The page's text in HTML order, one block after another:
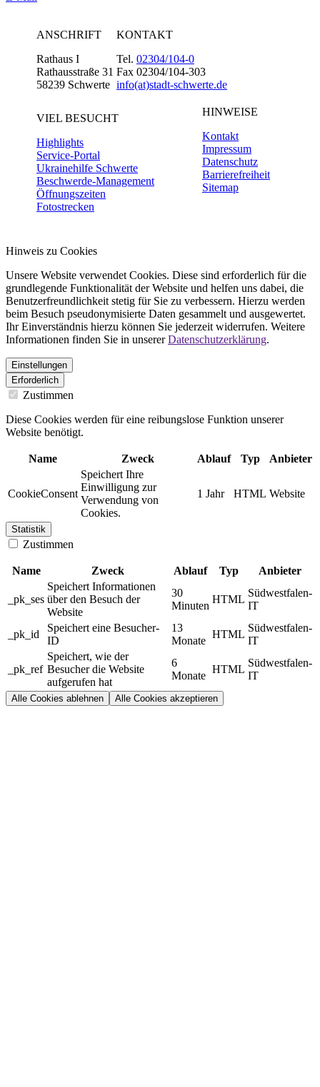
ANSCHRIFT
Rathaus I
Rathausstraße 31
58239 Schwerte
KONTAKT
Tel. 02304/104-0
Fax 02304/104-303
info(at)stadt-schwerte.de
VIEL BESUCHT
Highlights
Service-Portal
Ukrainehilfe Schwerte
Beschwerde-Management
Öffnungszeiten
Fotostrecken
HINWEISE
Kontakt
Impressum
Datenschutz
Barrierefreiheit
Sitemap
Hinweis zu Cookies
Unsere Website verwendet Cookies. Diese sind erforderlich für die
grundlegende Funktionalität der Website und helfen uns dabei, die
Benutzerfreundlichkeit stetig für Sie zu verbessern. Hierzu werden
beim Besuch pseudonymisierte Daten gesammelt und ausgewertet.
Ihr Einverständnis hierzu können Sie jederzeit widerrufen. Weitere
Informationen finden Sie in unsererDatenschutzerklärung.
Einstellungen
Erforderlich
Zustimmen
Diese Cookies werden für eine reibungslose Funktion unserer
Website benötigt.
Name Zweck Ablauf Typ Anbieter
CookieConsent
Speichert Ihre
Einwilligung zur
Verwendung von
Cookies.
1 Jahr HTML Website
Statistik
Zustimmen
Name Zweck Ablauf Typ Anbieter
_pk_ses
Speichert Informationen
über den Besuch der
Website
30
Minuten
HTML
Südwestfalen-
IT
_pk_id
Speichert eine Besucher-
ID
13
Monate
HTML
Südwestfalen-
IT
_pk_ref
Speichert, wie der
Besucher die Website
aufgerufen hat
6
Monate
HTML
Südwestfalen-
IT
Alle Cookies ablehnen Alle Cookies akzeptieren